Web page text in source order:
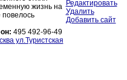
жизнь на
495 492-96-49
ул.Туристская
Редактировать
Удалить
Добавить сайт